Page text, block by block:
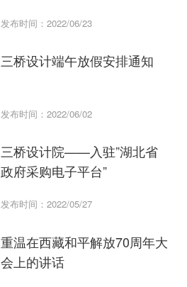
发布时间：2022/06/23
三桥设计端午放假安排通知
发布时间：2022/06/02
三桥设计院——入驻”湖北省
政府采购电子平台”
发布时间：2022/05/27
重温在西藏和平解放70周年大
会上的讲话